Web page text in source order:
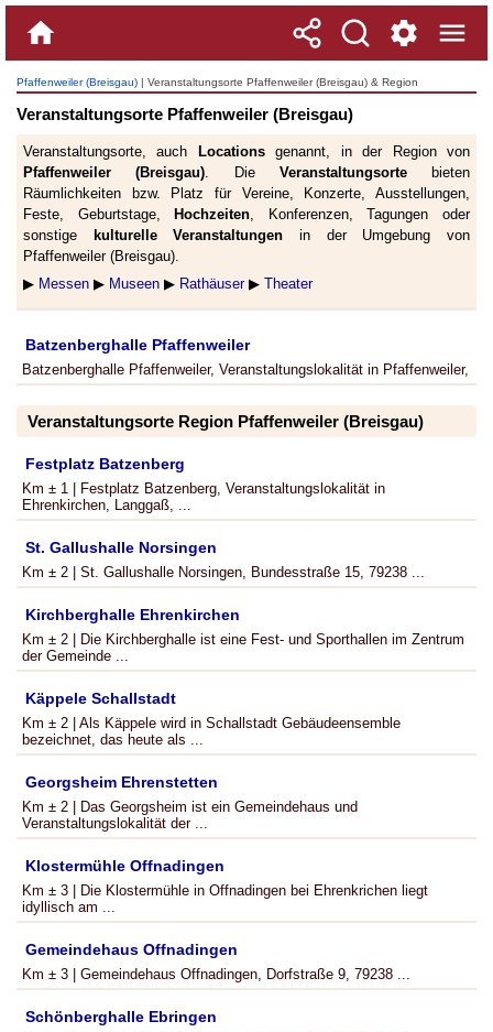
Pfaffenweiler (Breisgau) | Veranstaltungsorte Pfaffenweiler (Breisgau) & Region
Veranstaltungsorte Pfaffenweiler (Breisgau)
Veranstaltungsorte, auch Locationsgenannt, in der Region von
Pfaffenweiler (Breisgau). Die Veranstaltungsortebieten
Räumlichkeiten bzw. Platz für Vereine, Konzerte, Ausstellungen,
Feste, Geburtstage,
Hochzeiten, Konferenzen, Tagungen oder
sonstige
kulturelle Veranstaltungen in der Umgebung von
Pfaffenweiler (Breisgau).
▶ Messen ▶ Museen ▶ Rathäuser▶ Theater
Batzenberghalle Pfaffenweiler
Batzenberghalle Pfaffenweiler, Veranstaltungslokalität in Pfaffenweiler,
Veranstaltungsorte Region Pfaffenweiler (Breisgau)
Festplatz Batzenberg
Km ± 1 | Festplatz Batzenberg, Veranstaltungslokalität in
Ehrenkirchen, Langgaß, ...
St. Gallushalle Norsingen
Km ± 2 | St. Gallushalle Norsingen, Bundesstraße 15, 79238 ...
Kirchberghalle Ehrenkirchen
Km ± 2 | Die Kirchberghalle ist eine Fest- und Sporthallen im Zentrum
der Gemeinde ...
Käppele Schallstadt
Km ± 2 | Als Käppele wird in Schallstadt Gebäudeensemble
bezeichnet, das heute als ...
Georgsheim Ehrenstetten
Km ± 2 | Das Georgsheim ist ein Gemeindehaus und
Veranstaltungslokalität der ...
Klostermühle Offnadingen
Km ± 3 | Die Klostermühle in Offnadingen bei Ehrenkrichen liegt
idyllisch am ...
Gemeindehaus Offnadingen
Km ± 3 | Gemeindehaus Offnadingen, Dorfstraße 9, 79238 ...
Schönberghalle Ebringen